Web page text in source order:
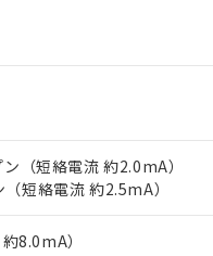
（短絡電流 約2.0mA）
短絡電流 約2.5mA）
8.0mA）
況および標準価格(税抜)を
製品が提供可能な商品です
に切り替える予定のある商
商品で、対応品を出す予定
を調査中または確認中の商
と判明した場合などやむ
ることを示します。
ることを示します。
易法に定める商品（以下｢